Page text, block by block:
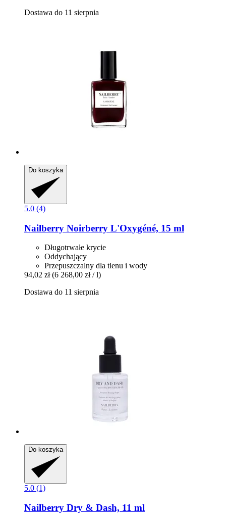
Dostawa do 11 sierpnia
Do koszyka
5.0 (4)
Nailberry Noirberry L'Oxygéné, 15 ml
Długotrwałe krycie
Oddychający
Przepuszczalny dla tlenu i wody
94,02 zł (6 268,00 zł / l)
Dostawa do 11 sierpnia
Do koszyka
5.0 (1)
Nailberry Dry & Dash, 11 ml